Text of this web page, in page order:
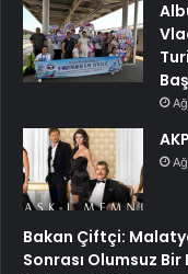
Bakan Çiftçi:
Sonrası Olumsuz